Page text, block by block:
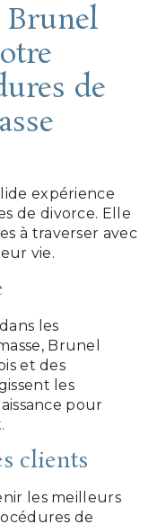
de
expérience
de divorce. Elle
à traverser avec
vie.
les
Brunel
et des
les
pour
clients
les meilleurs
de